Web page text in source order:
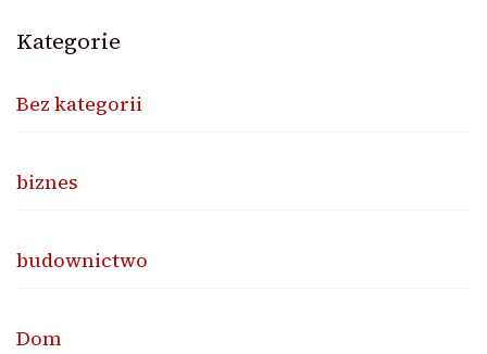
Kategorie
Bez kategorii
biznes
budownictwo
Dom